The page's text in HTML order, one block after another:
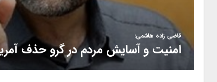
قاضی زاده هاشمی:
امنیت و آسایش مردم در گرو حذف